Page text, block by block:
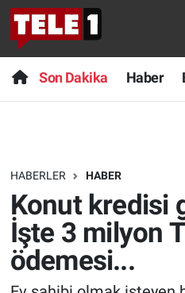
Son Dakika Haber
HABERLER HABER
Konut kredisi
İşte 3 milyon
ödemesi...
Anında Manşet
Başka Sohbetler
Bilim turu
Bilim ve Teknoloji
Doğa Konuşuyor
Son Dakika
Haber
Dünya
Teknoloji
Sağlık
Nöbetçi Eczaneler
Hava Durumu
Trafik Durumu
Süper Lig Puan
Tüm Manşetler